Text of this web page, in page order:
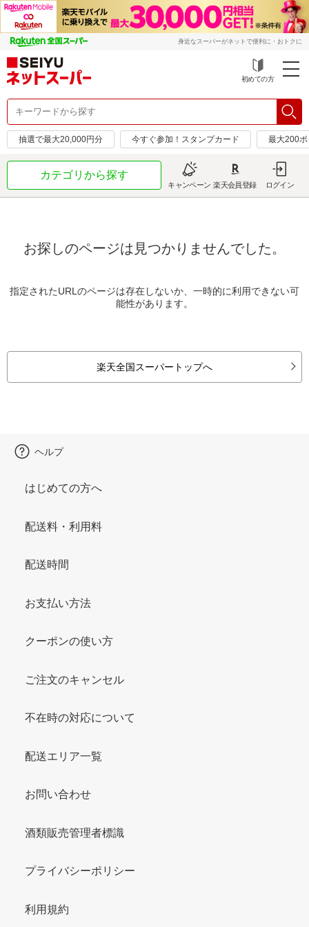
身近なスーパーがネットで便利に・おトクに
初めての方
抽選で最大20,000円分 今すぐ参加！スタンプカード 最大200
カテゴリから探す
キャンペーン 楽天会員登録 ログイン
お探しのページは見つかりませんでした。
指定されたURLのページは存在しないか、一時的に利用できない可
能性があります。
楽天全国スーパートップへ
ヘルプ
はじめての方へ
配送料・利用料
配送時間
お支払い方法
クーポンの使い方
ご注文のキャンセル
不在時の対応について
配送エリア一覧
お問い合わせ
酒類販売管理者標識
プライバシーポリシー
利用規約